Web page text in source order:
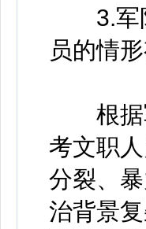
3.军队
员的情
根据军
考文职
分裂、
治背景